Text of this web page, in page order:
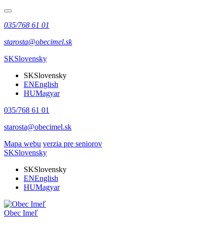
035/768 61 01
starosta@obecimel.sk
SKSlovensky
SKSlovensky
ENEnglish
HUMagyar
035/768 61 01
starosta@obecimel.sk
Mapa webu verzia pre seniorov
SKSlovensky
SKSlovensky
ENEnglish
HUMagyar
Obec Imeľ